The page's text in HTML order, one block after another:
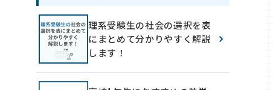
理系受験生の社会の選択を表
にまとめて分かりやすく解説
します！